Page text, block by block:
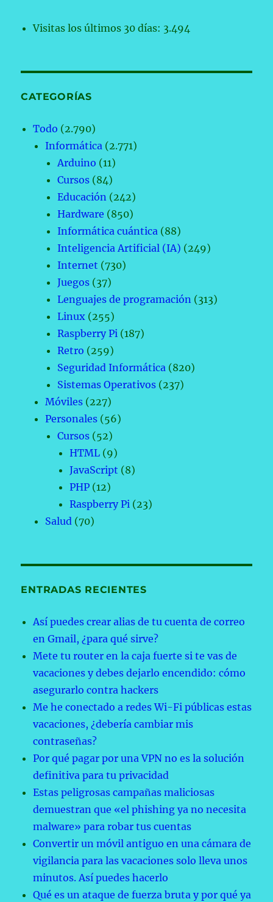
Visitas los últimos 30 días: 3.494
CATEGORÍAS
Todo (2.790)
Informática (2.771)
Arduino (11)
Cursos (84)
Educación (242)
Hardware (850)
Informática cuántica (88)
Inteligencia Artificial (IA) (249)
Internet (730)
Juegos (37)
Lenguajes de programación (313)
Linux (255)
Raspberry Pi (187)
Retro (259)
Seguridad Informática (820)
Sistemas Operativos (237)
Móviles (227)
Personales (56)
Cursos (52)
HTML (9)
JavaScript (8)
PHP (12)
Raspberry Pi (23)
Salud (70)
ENTRADAS RECIENTES
Así puedes crear alias de tu cuenta de correo
en Gmail, ¿para qué sirve?
Mete tu router en la caja fuerte si te vas de
vacaciones y debes dejarlo encendido: cómo
asegurarlo contra hackers
Me he conectado a redes Wi-Fi públicas estas
vacaciones, ¿debería cambiar mis
contraseñas?
Por qué pagar por una VPN no es la solución
definitiva para tu privacidad
Estas peligrosas campañas maliciosas
demuestran que «el phishing ya no necesita
malware» para robar tus cuentas
Convertir un móvil antiguo en una cámara de
vigilancia para las vacaciones solo lleva unos
minutos. Así puedes hacerlo
Qué es un ataque de fuerza bruta y por qué ya